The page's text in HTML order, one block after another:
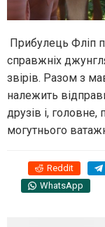
Прибулець Фліп
справжніх
звірів. Разом з
належить
друзів і,
могутнього
Reddit
WhatsApp